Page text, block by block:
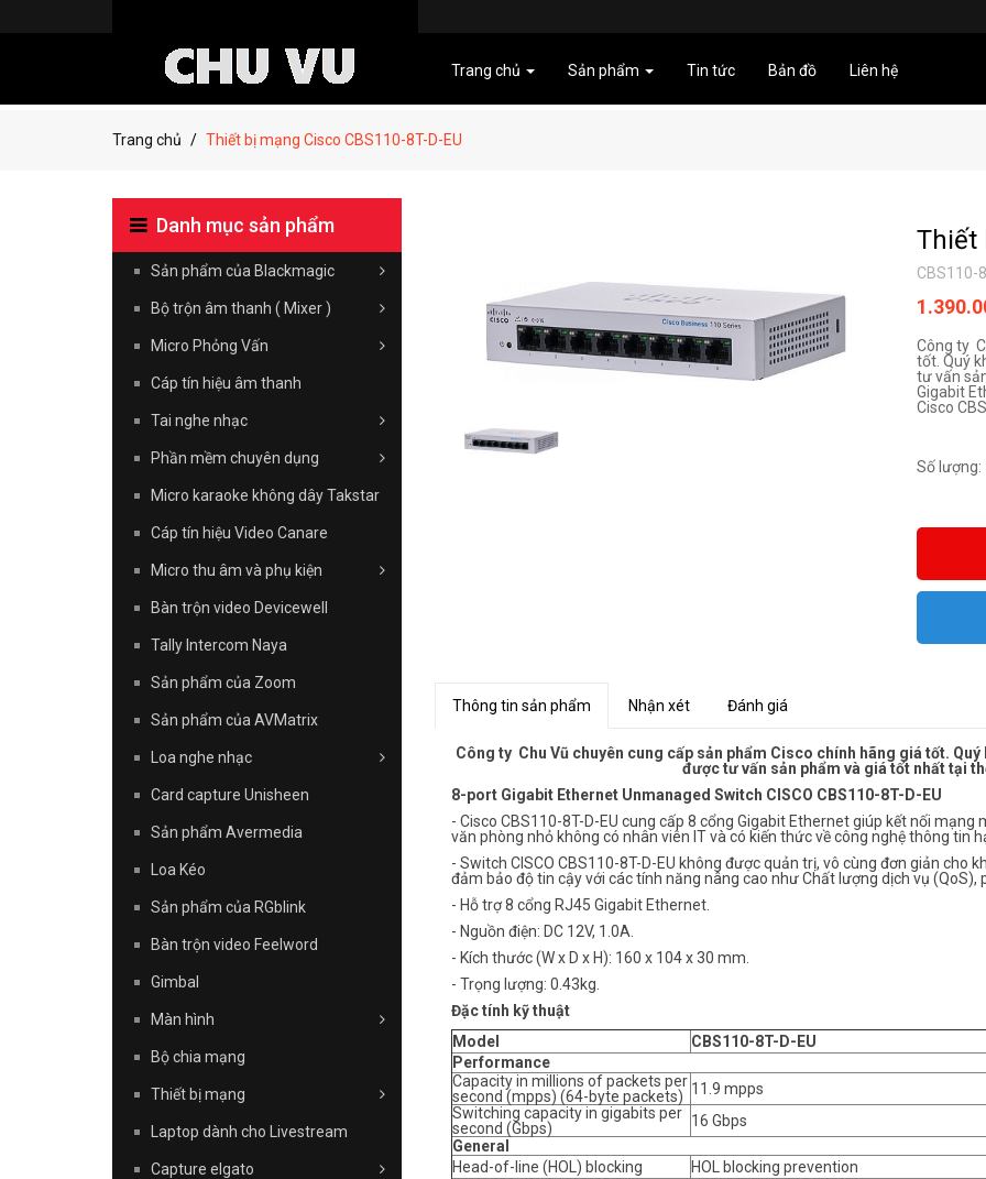
Trang chủ Sản phẩm Tin tức Bản đồ Liên hệ
Trang chủ Thiết bị mạng Cisco CBS110-8T-D-EU
Thiết
CBS110-
Công ty
tốt. Quý
tư vấn
Gigabit
Cisco
Số lượng:
Thông tin sản phẩm Nhận xét Đánh giá
Công ty Chu Vũ chuyên cung cấp sản phẩm Cisco chính hãng giá tốt.
được tư vấn sản phẩm và giá tốt nhất tại
8-port Gigabit Ethernet Unmanaged Switch CISCO CBS110-8T-D-EU
- Cisco CBS110-8T-D-EU cung cấp 8 cổng Gigabit Ethernet giúp kết nối
văn phòng nhỏ không có nhân viên IT và có kiến thức về công nghệ thông tin
- Switch CISCO CBS110-8T-D-EU không được quản trị, vô cùng đơn giản cho
đảm bảo độ tin cậy với các tính năng nâng cao như Chất lượng dịch vụ (QoS),
- Hỗ trợ 8 cổng RJ45 Gigabit Ethernet.
- Nguồn điện: DC 12V, 1.0A.
- Kích thước (W x D x H): 160 x 104 x 30 mm.
- Trọng lượng: 0.43kg.
Đặc tính kỹ thuật
Model
CBS110-8T-D-EU
Performance
Capacity in millions of packets per
second (mpps) (64-byte packets) 11.9 mpps
Switching capacity in gigabits per
second (Gbps)
16 Gbps
General
Head-of-line (HOL) blocking
HOL blocking prevention
Danh mục sản phẩm
Sản phẩm của Blackmagic
Bộ trộn âm thanh ( Mixer )
Micro Phỏng Vấn
Cáp tín hiệu âm thanh
Tai nghe nhạc
Phần mềm chuyên dụng
Micro karaoke không dây Takstar
Cáp tín hiệu Video Canare
Micro thu âm và phụ kiện
Bàn trộn video Devicewell
Tally Intercom Naya
Sản phẩm của Zoom
Sản phẩm của AVMatrix
Loa nghe nhạc
Card capture Unisheen
Sản phẩm Avermedia
Loa Kéo
Sản phẩm của RGblink
Bàn trộn video Feelword
Gimbal
Màn hình
Bộ chia mạng
Thiết bị mạng
Laptop dành cho Livestream
Capture elgato